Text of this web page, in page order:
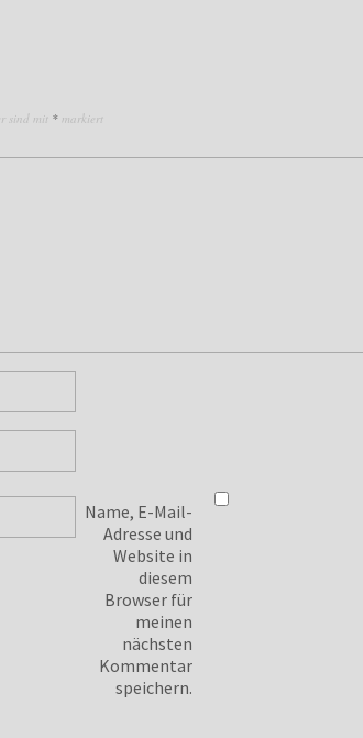
sind mit * markiert
Name, E-Mail-
Adresse und
Website in
diesem
Browser für
meinen
nächsten
Kommentar
speichern.